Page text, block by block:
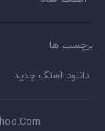
برچسب ها
دانلود آهنگ جدید